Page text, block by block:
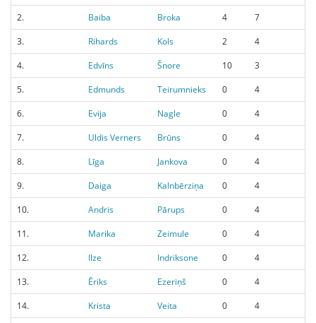
2.
Baiba Broka 4
7
3.
Rihards Kols 2
4
4.
Edvīns Šnore 10
3
5.
Edmunds Teirumnieks 0
4
6.
Evija Nagle 0
4
7.
Uldis Verners Brūns 0
4
8.
Līga Jankova 0
4
9.
Daiga Kalnbērziņa 0
4
10.
Andris Pārups 0
4
11.
Marika Zeimule 0
4
12.
Ilze Indriksone 0
4
13.
Ēriks Ezeriņš 0
4
14.
Krista Veita 0
4